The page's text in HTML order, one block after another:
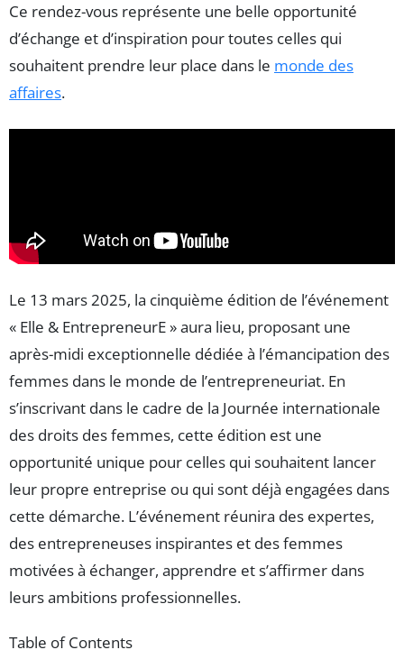
Ce rendez-vous représente une belle opportunité
d’échange et d’inspiration pour toutes celles qui
souhaitent prendre leur place dans le monde des
affaires.
Le 13 mars 2025, la cinquième édition de l’événement
« Elle & EntrepreneurE » aura lieu, proposant une
après-midi exceptionnelle dédiée à l’émancipation des
femmes dans le monde de l’entrepreneuriat. En
s’inscrivant dans le cadre de la Journée internationale
des droits des femmes, cette édition est une
opportunité unique pour celles qui souhaitent lancer
leur propre entreprise ou qui sont déjà engagées dans
cette démarche. L’événement réunira des expertes,
des entrepreneuses inspirantes et des femmes
motivées à échanger, apprendre et s’affirmer dans
leurs ambitions professionnelles.
Table of Contents